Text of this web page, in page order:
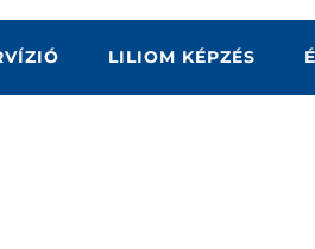
LILIOM KÉPZÉS